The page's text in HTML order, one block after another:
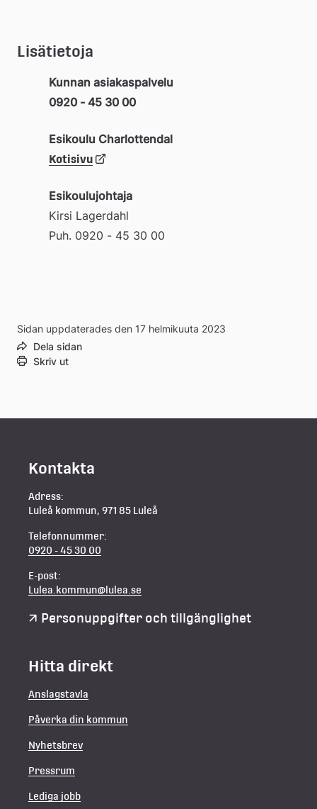
Lisätietoja
Kunnan asiakaspalvelu
0920 - 45 30 00
Esikoulu Charlottendal
Kotisivu Länk
till
extern
Esikoulujohtaja
Kirsi Lagerdahl
Puh. 0920 - 45 30 00
Sidan uppdaterades den 17 helmikuuta 2023
Dela sidan
Skriv ut
Kontakta
Adress:
Luleå kommun, 971 85 Luleå
Telefonnummer:
0920 - 45 30 00
E-post:
Lulea.kommun@lulea.se
Personuppgifter och tillgänglighet
Hitta direkt
Anslagstavla
Påverka din kommun
Nyhetsbrev
Pressrum
Lediga jobb